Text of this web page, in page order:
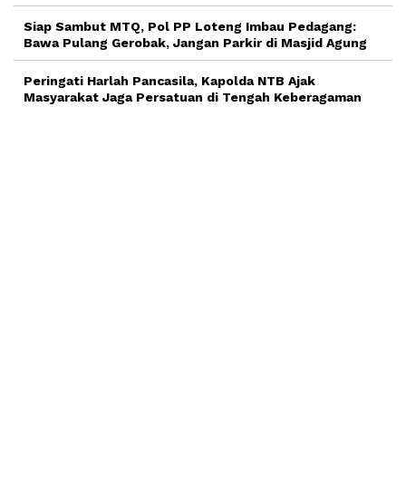
Siap Sambut MTQ, Pol PP Loteng Imbau Pedagang:
Bawa Pulang Gerobak, Jangan Parkir di Masjid Agung
Peringati Harlah Pancasila, Kapolda NTB Ajak
Masyarakat Jaga Persatuan di Tengah Keberagaman